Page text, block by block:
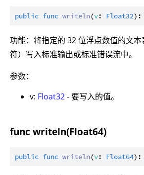
public func writeln(v: Float32):
功能：将指定的 32 位浮点数值的文
符）写入标准输出或标准错误流中。
参数：
v: Float32- 要写入的值。
func writeln(Float64)
public func writeln(v: Float64):